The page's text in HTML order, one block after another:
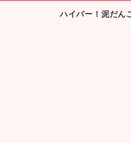
ハイパー！泥だん